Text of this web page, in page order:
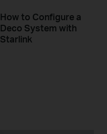
How to Configure a
Deco System with
Starlink